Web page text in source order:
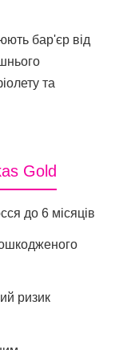
бар'єр від
та
Gold
до 6 місяців
ризик